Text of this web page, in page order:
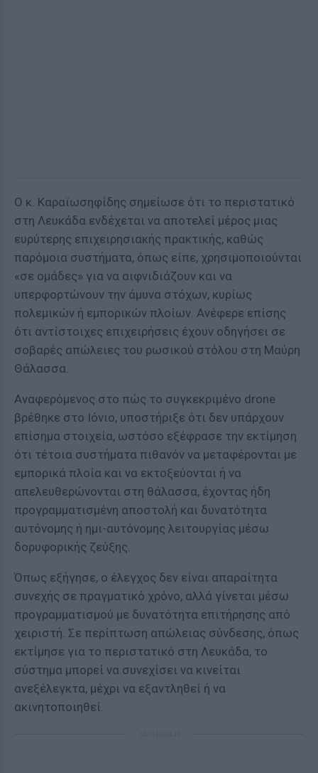
Ο κ. Καραϊωσηφίδης σημείωσε ότι το περιστατικό
στη Λευκάδα ενδέχεται να αποτελεί μέρος μιας
ευρύτερης επιχειρησιακής πρακτικής, καθώς
παρόμοια συστήματα, όπως είπε, χρησιμοποιούνται
«σε ομάδες» για να αιφνιδιάζουν και να
υπερφορτώνουν την άμυνα στόχων, κυρίως
πολεμικών ή εμπορικών πλοίων. Ανέφερε επίσης
ότι αντίστοιχες επιχειρήσεις έχουν οδηγήσει σε
σοβαρές απώλειες του ρωσικού στόλου στη Μαύρη
Θάλασσα.
Αναφερόμενος στο πώς το συγκεκριμένο drone
βρέθηκε στο Ιόνιο, υποστήριξε ότι δεν υπάρχουν
επίσημα στοιχεία, ωστόσο εξέφρασε την εκτίμηση
ότι τέτοια συστήματα πιθανόν να μεταφέρονται με
εμπορικά πλοία και να εκτοξεύονται ή να
απελευθερώνονται στη θάλασσα, έχοντας ήδη
προγραμματισμένη αποστολή και δυνατότητα
αυτόνομης ή ημι-αυτόνομης λειτουργίας μέσω
δορυφορικής ζεύξης.
Όπως εξήγησε, ο έλεγχος δεν είναι απαραίτητα
συνεχής σε πραγματικό χρόνο, αλλά γίνεται μέσω
προγραμματισμού με δυνατότητα επιτήρησης από
χειριστή. Σε περίπτωση απώλειας σύνδεσης, όπως
εκτίμησε για το περιστατικό στη Λευκάδα, το
σύστημα μπορεί να συνεχίσει να κινείται
ανεξέλεγκτα, μέχρι να εξαντληθεί ή να
ακινητοποιηθεί.